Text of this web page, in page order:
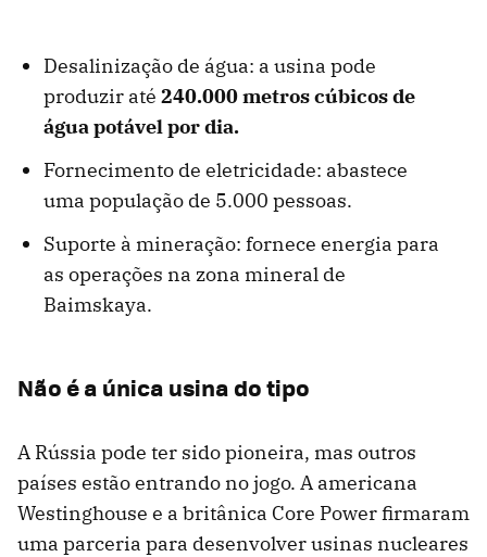
Desalinização de água: a usina pode
produzir até 240.000 metros cúbicos de
água potável por dia.
Fornecimento de eletricidade: abastece
uma população de 5.000 pessoas.
Suporte à mineração: fornece energia para
as operações na zona mineral de
Baimskaya.
Não é a única usina do tipo
A Rússia pode ter sido pioneira, mas outros
países estão entrando no jogo. A americana
Westinghouse e a britânica Core Power firmaram
uma parceria para desenvolver usinas nucleares